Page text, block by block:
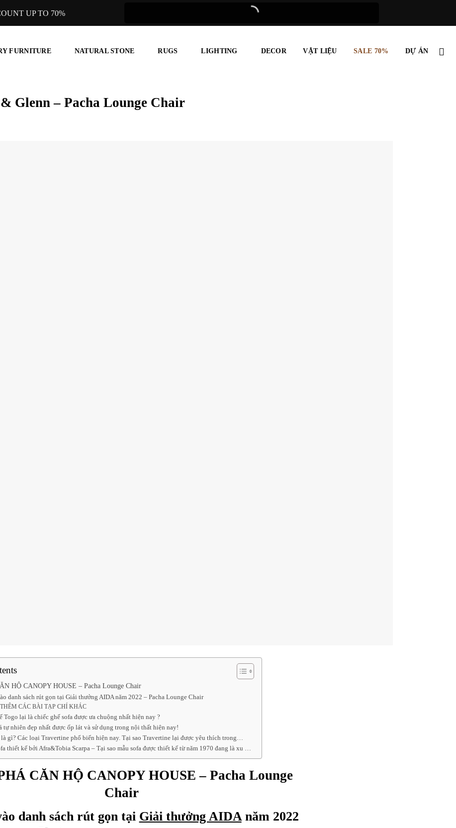
UP TO 70%
FURNITURE NATURAL STONE RUGS LIGHTING DECOR VẬT LIỆU SALE 70% DỰ ÁN
Glenn – Pacha Lounge Chair
HỘ CANOPY HOUSE – Pacha Lounge Chair
danh sách rút gọn tại Giải thưởng AIDA năm 2022 – Pacha Lounge Chair
CÁC BÀI TẠP CHÍ KHÁC
Togo lại là chiếc ghế sofa được ưa chuộng nhất hiện nay ?
tự nhiên đẹp nhất được ốp lát và sử dụng trong nội thất hiện nay!
gì? Các loại Travertine phổ biến hiện nay. Tại sao Travertine lại được yêu thích trong…
thiết kế bởi Afra&Tobia Scarpa – Tại sao mẫu sofa được thiết kế từ năm 1970 đang là xu …
CĂN HỘ CANOPY HOUSE – Pacha Lounge
Chair
danh sách rút gọn tại Giải thưởng AIDAnăm 2022